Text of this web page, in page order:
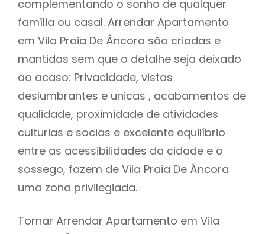
complementando o sonho de qualquer
família ou casal. Arrendar Apartamento
em Vila Praia De Âncora são criadas e
mantidas sem que o detalhe seja deixado
ao acaso: Privacidade, vistas
deslumbrantes e unicas , acabamentos de
qualidade, proximidade de atividades
culturias e socias e excelente equilíbrio
entre as acessibilidades da cidade e o
sossego, fazem de Vila Praia De Âncora
uma zona privilegiada.
Tornar Arrendar Apartamento em Vila